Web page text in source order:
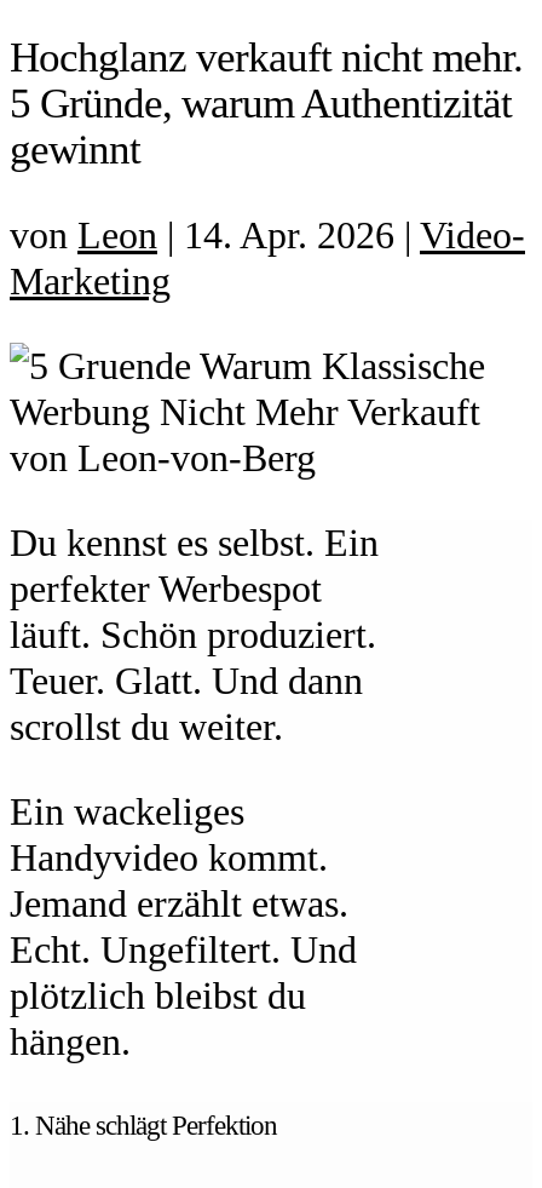
Hochglanz verkauft nicht mehr.
5 Gründe, warum Authentizität
gewinnt
von Leon | 14. Apr. 2026 | Video-
Marketing
Du kennst es selbst. Ein
perfekter Werbespot
läuft. Schön produziert.
Teuer. Glatt. Und dann
scrollst du weiter.
Ein wackeliges
Handyvideo kommt.
Jemand erzählt etwas.
Echt. Ungefiltert. Und
plötzlich bleibst du
hängen.
1. Nähe schlägt Perfektion